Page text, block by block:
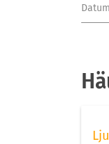
Datum